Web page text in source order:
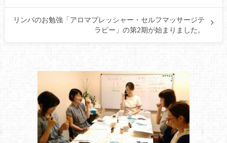
リンパのお勉強「アロマプレッシャー・セルフマッサージテ
ラピー」の第2期が始まりました。